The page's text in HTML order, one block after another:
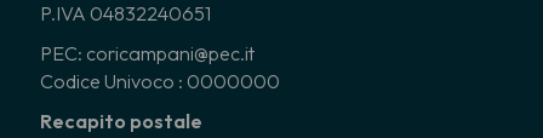
P.IVA 04832240651
PEC: coricampani@pec.it
Codice Univoco : 0000000
Recapito postale